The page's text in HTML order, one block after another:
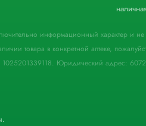
информационный характер и
товара в конкретной аптеке,
Юридический адрес: